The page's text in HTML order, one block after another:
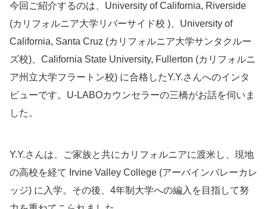
今回ご紹介するのは、University of California, Riverside
(カリフォルニア大学リバーサイド校 )、University of
California, Santa Cruz (カリフォルニア大学サンタクルー
ズ校)、California State University, Fullerton (カリフォルニ
ア州立大学フラートン校) に合格したY.Y.さんへのインタ
ビューです。U-LABOカウンセラーの三橋がお話を伺いま
した。
Y.Y.さんは、ご家族と共にカリフォルニアに渡米し、現地
の高校を経て Irvine Valley College (アーバインバレーカレ
ッジ) に入学。その後、4年制大学への編入を目指して努